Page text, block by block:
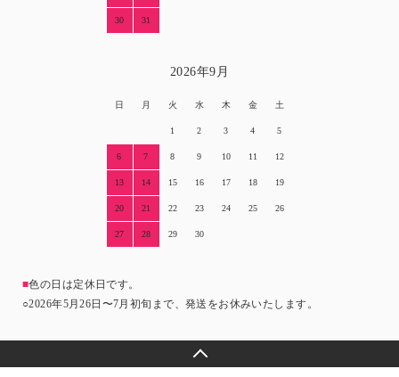
30 31
2026年9月
日 月 火 水 木 金 土
1 2 3 4 5
6 7 8 9 10 11 12
13 14 15 16 17 18 19
20 21 22 23 24 25 26
27 28 29 30
■色の日は定休日です。
○2026年5月26日〜7月初旬まで、発送をお休みいたします。